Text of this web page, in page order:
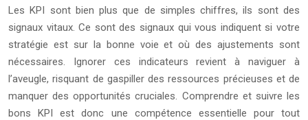
Les KPI sont bien plus que de simples chiffres, ils sont des
signaux vitaux. Ce sont des signaux qui vous indiquent si votre
stratégie est sur la bonne voie et où des ajustements sont
nécessaires. Ignorer ces indicateurs revient à naviguer à
l’aveugle, risquant de gaspiller des ressources précieuses et de
manquer des opportunités cruciales. Comprendre et suivre les
bons KPI est donc une compétence essentielle pour tout